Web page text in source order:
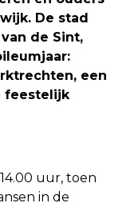
De stad
de Sint,
een
feestelijk
uur, toen
in de